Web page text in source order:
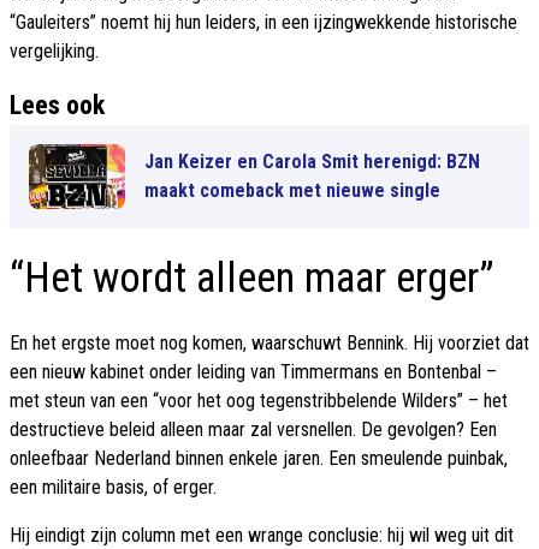
“Gauleiters” noemt hij hun leiders, in een ijzingwekkende historische
vergelijking.
Lees ook
Jan Keizer en Carola Smit herenigd: BZN
maakt comeback met nieuwe single
“Het wordt alleen maar erger”
En het ergste moet nog komen, waarschuwt Bennink. Hij voorziet dat
een nieuw kabinet onder leiding van Timmermans en Bontenbal –
met steun van een “voor het oog tegenstribbelende Wilders” – het
destructieve beleid alleen maar zal versnellen. De gevolgen? Een
onleefbaar Nederland binnen enkele jaren. Een smeulende puinbak,
een militaire basis, of erger.
Hij eindigt zijn column met een wrange conclusie: hij wil weg uit dit